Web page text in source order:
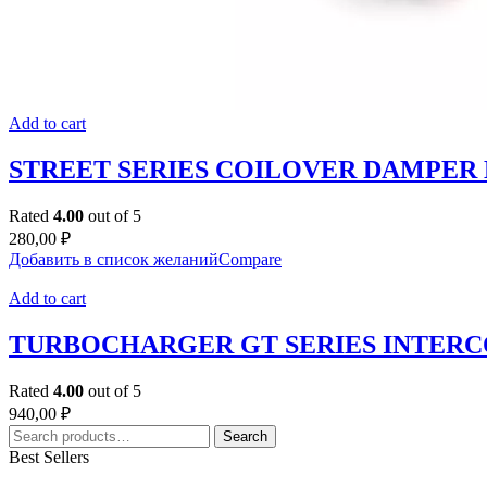
Add to cart
STREET SERIES COILOVER
Rated 4.00 out of 5
280,00 ₽
Добавить в список желанийCompare
Add to cart
TURBOCHARGER GT SERIES
Rated 4.00 out of 5
940,00 ₽
Search
for:
Search
Best Sellers